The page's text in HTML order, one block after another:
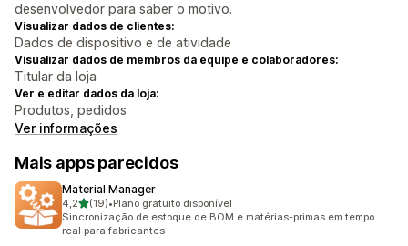
desenvolvedor para saber o motivo.
Visualizar dados de clientes:
Dados de dispositivo e de atividade
Visualizar dados de membros da equipe e colaboradores:
Titular da loja
Ver e editar dados da loja:
Produtos, pedidos
Ver informações
Mais apps parecidos
Material Manager
4,2de 5 estrelas
(19)
19 avaliações ao todo
•Plano gratuito disponível
Sincronização de estoque de BOM e matérias-primas em tempo
real para fabricantes